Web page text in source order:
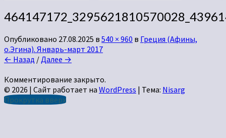
Опубликовано 27.08.2025 в 540 × 960 в Греция (Афины,
о.Эгина). Январь-март 2017
← Назад /Далее →
Комментирование закрыто.
© 2026 | Сайт работает на WordPress | Тема: Nisarg
Прокрутка вверх